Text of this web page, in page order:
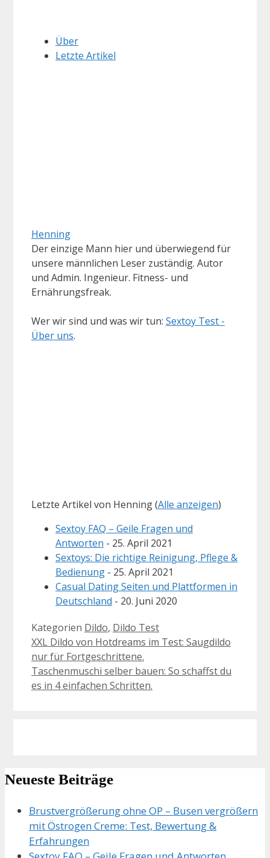
Über
Letzte Artikel
Henning
Der einzige Mann hier und überwiegend für
unsere männlichen Leser zuständig. Autor
und Admin. Ingenieur. Fitness- und
Ernährungsfreak.
Wer wir sind und was wir tun: Sextoy Test -
Über uns.
Letzte Artikel von Henning(Alle anzeigen)
Sextoy FAQ – Geile Fragen und
Antworten - 25. April 2021
Sextoys: Die richtige Reinigung, Pflege &
Bedienung - 25. April 2021
Casual Dating Seiten und Plattformen in
Deutschland - 20. Juni 2020
Kategorien Dildo, Dildo Test
XXL Dildo von Hotdreams im Test: Saugdildo
nur für Fortgeschrittene.
Taschenmuschi selber bauen: So schaffst du
es in 4 einfachen Schritten.
Neueste Beiträge
Brustvergrößerung ohne OP – Busen vergrößern
mit Östrogen Creme: Test, Bewertung &
Erfahrungen